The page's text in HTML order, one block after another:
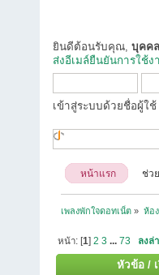
ยินดีต้อนรับคุณ, บุคค
ส่งอีเมล์ยืนยันการใช้ง
เข้าสู่ระบบด้วยชื่อผู้ใ
หน้าแรก ช่ว
เพลงพักใจดอทเน็ต » ห้อ
หน้า: [1]2 3 ...73 ลงล่
หัวข้อ /